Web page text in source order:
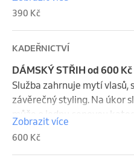
390 Kč
KADEŘNICTVÍ
DÁMSKÝ STŘIH od 600 Kč
Služba zahrnuje mytí vlasů,
závěrečný styling. Na úkor
může o jednu cenovou
KRÁTKÉ - 600,-
STŘEDNÍ - 700,-
Zobrazit více
600 Kč